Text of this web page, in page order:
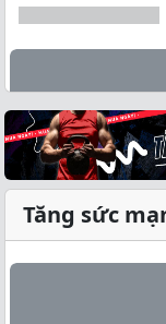
Tăng sức